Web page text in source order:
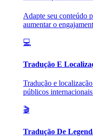
Adapte seu conteúdo
aumentar o
💻
Tradução E
Tradução e
públicos
🎬
Tradução De